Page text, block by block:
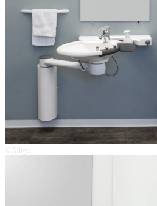
© Advys